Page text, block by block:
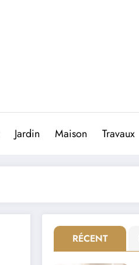
Jardin Maison Travaux
RÉCENT